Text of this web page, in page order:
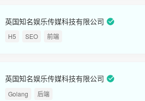
英国知名娱乐传媒科技有限公司
H5 SEO 前端
英国知名娱乐传媒科技有限公司
Golang 后端